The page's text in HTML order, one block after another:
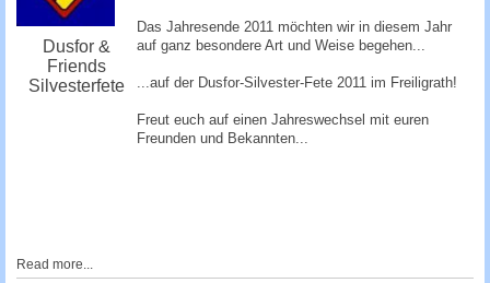
Dusfor &
Friends
Silvesterfete
Das Jahresende 2011 möchten wir in diesem Jahr
auf ganz besondere Art und Weise begehen...
...auf der Dusfor-Silvester-Fete 2011 im Freiligrath!
Freut euch auf einen Jahreswechsel mit euren
Freunden und Bekannten...
Read more...